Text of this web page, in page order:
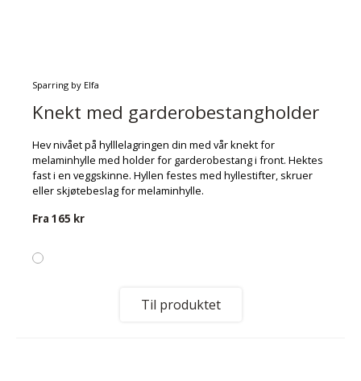
Sparring by Elfa
Knekt med garderobestangholder
Hev nivået på hylllelagringen din med vår knekt for
melaminhylle med holder for garderobestang i front. Hektes
fast i en veggskinne. Hyllen festes med hyllestifter, skruer
eller skjøtebeslag for melaminhylle.
Fra 165 kr
Til produktet